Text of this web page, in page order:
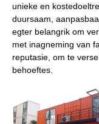
unieke en
duursaam,
egter belangrik om
met inagneming van
reputasie, om te
behoeftes.